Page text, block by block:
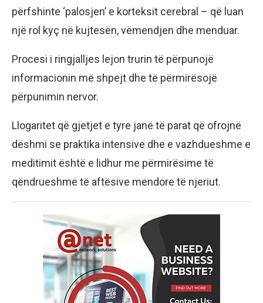
përfshinte ‘palosjen’ e korteksit cerebral – që luan
një rol kyç në kujtesën, vëmendjen dhe menduar.
Procesi i ringjalljes lejon trurin të përpunojë
informacionin më shpejt dhe të përmirësojë
përpunimin nervor.
Llogaritet që gjetjet e tyre janë të parat që ofrojnë
dëshmi se praktika intensive dhe e vazhdueshme e
meditimit është e lidhur me përmirësime të
qëndrueshme të aftësive mendore të njeriut.